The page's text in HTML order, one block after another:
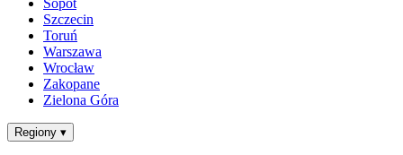
Sopot
Szczecin
Toruń
Warszawa
Wrocław
Zakopane
Zielona Góra
Regiony ▾